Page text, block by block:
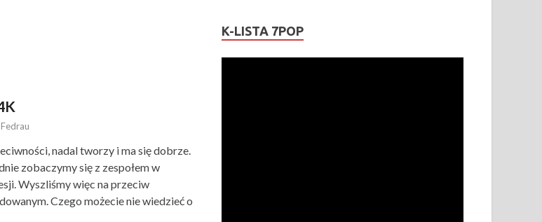
nadal tworzy i ma się dobrze.
zobaczymy się z zespołem w
Wyszliśmy więc na przeciw
Czego możecie nie wiedzieć o
K-LISTA 7POP